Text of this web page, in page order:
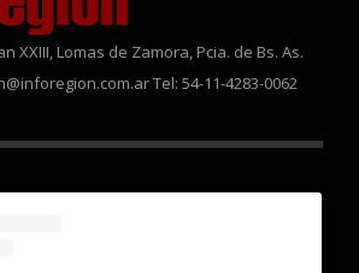
XXIII, Lomas de Zamora, Pcia. de Bs. As.
Tel: 54-11-4283-0062